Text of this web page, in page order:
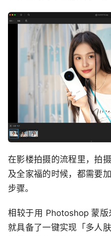
在影楼拍摄的流程里，拍
及全家福的时候，都需要
步骤。
相较于用 Photoshop 蒙
就具备了一键实现「多人